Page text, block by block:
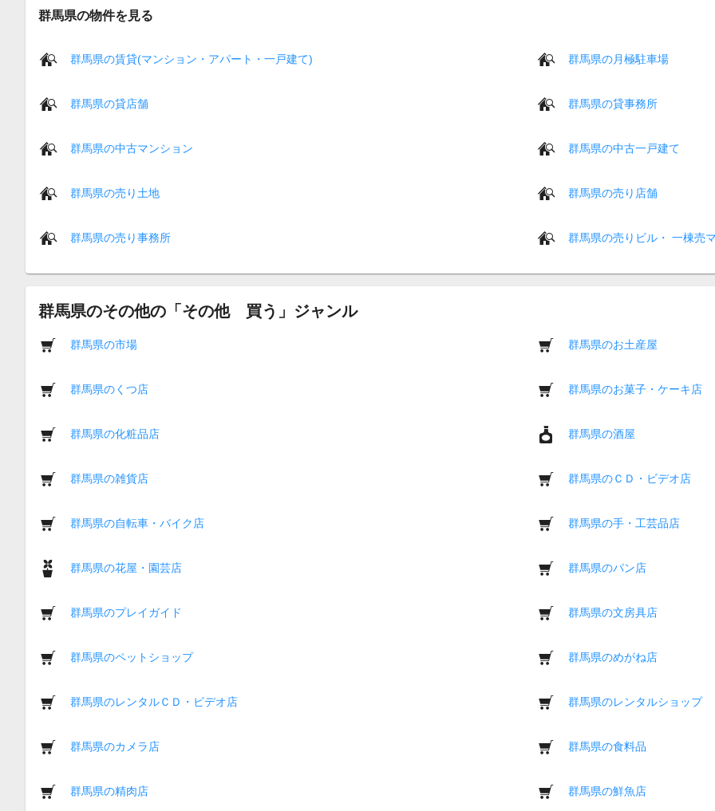
群馬県の物件を見る
群馬県の賃貸(マンション・アパート・一戸建て) 群馬県の月極駐車場
群馬県の貸店舗 群馬県の貸事務所
群馬県の中古マンション 群馬県の中古一戸建て
群馬県の売り土地 群馬県の売り店舗
群馬県の売り事務所 群馬県の売りビル・ 一棟売
群馬県のその他の「その他 買う」ジャンル
群馬県の市場 群馬県のお土産屋
群馬県のくつ店 群馬県のお菓子・ケーキ店
群馬県の化粧品店 群馬県の酒屋
群馬県の雑貨店 群馬県のＣＤ・ビデオ店
群馬県の自転車・バイク店 群馬県の手・工芸品店
群馬県の花屋・園芸店 群馬県のパン店
群馬県のプレイガイド 群馬県の文房具店
群馬県のペットショップ 群馬県のめがね店
群馬県のレンタルＣＤ・ビデオ店 群馬県のレンタルショップ
群馬県のカメラ店 群馬県の食料品
群馬県の精肉店 群馬県の鮮魚店